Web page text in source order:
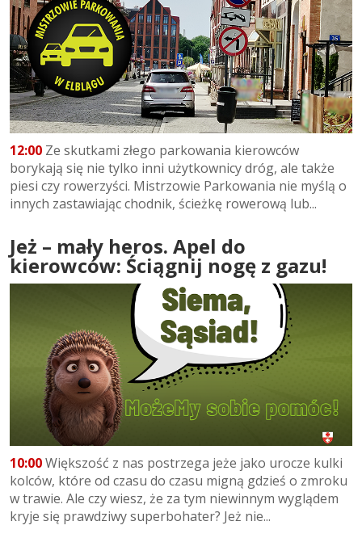
12:00 Ze skutkami złego parkowania kierowców
borykają się nie tylko inni użytkownicy dróg, ale także
piesi czy rowerzyści. Mistrzowie Parkowania nie myślą o
innych zastawiając chodnik, ścieżkę rowerową lub...
Jeż – mały heros. Apel do
kierowców: Ściągnij nogę z gazu!
10:00Większość z nas postrzega jeże jako urocze kulki
kolców, które od czasu do czasu migną gdzieś o zmroku
w trawie. Ale czy wiesz, że za tym niewinnym wyglądem
kryje się prawdziwy superbohater? Jeż nie...